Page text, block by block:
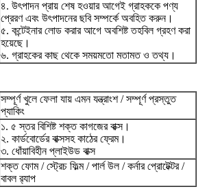
৪. উৎপাদন প্রায় শেষ হওয়ার আগেই গ্রাহককে পণ্য
প্রেরণ এবং উৎপাদনের ছবি সম্পর্কে অবহিত করুন।
৫. কন্টেইনার লোড করার আগে অবশিষ্ট তহবিল গ্রহণ করা
হয়েছে।
৬. গ্রাহকের কাছ থেকে সময়মতো মতামত ও তথ্য।
সম্পূর্ণ খুলে ফেলা যায় এমন যন্ত্রাংশ / সম্পূর্ণ প্রস্তুত
প্যাকিং
১. ৫ স্তর বিশিষ্ট শক্ত কাগজের বাক্স।
২. কার্ডবোর্ডের বাক্সসহ কাঠের ফ্রেম।
৩. ধোঁয়াবিহীন প্লাইউড বাক্স
শক্ত ফোম / স্ট্রেচ ফিল্ম / পার্ল উল / কর্নার প্রোটেক্টর /
বাবল র‍্যাপ